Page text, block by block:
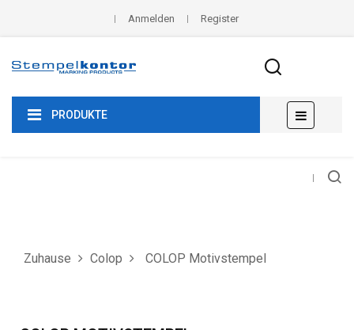
Anmelden Register
PRODUKTE
der
☰
Zuhause Colop COLOP Motivstempel